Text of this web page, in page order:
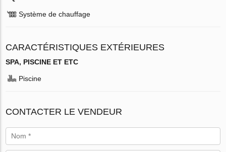
Système de chauffage
CARACTÉRISTIQUES EXTÉRIEURES
SPA, PISCINE ET ETC
Piscine
CONTACTER LE VENDEUR